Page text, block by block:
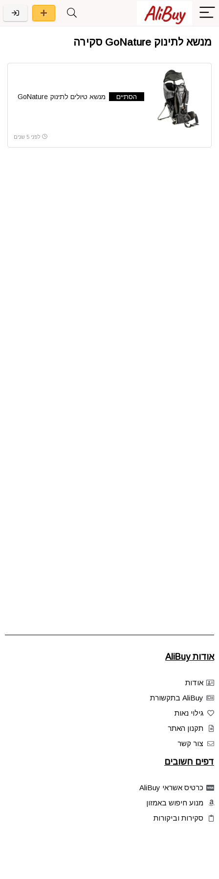
מנשא לתינוק GoNature סקירה
הסתיים מנשא טיולים לתינוק GoNature
לפני 5 שנים
אודות AliBuy
אודות
AliBuy בתקשורת
גילוי נאות
תקנון האתר
צור קשר
דפים חשובים
כרטיס אשראי AliBuy
מנוע חיפוש באמזון
סקירות וביקורות